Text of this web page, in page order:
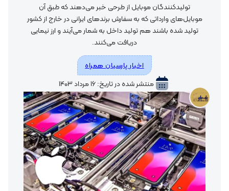
تولیدکنندگان موبایل از طرحی خبر می‌دهند که طبق آن
موبایل‌های وارداتی که به سفارش برندهای ایرانی در خارج از کشور
تولید شده باشند هم تولید داخل به شمار می‌آیند و ارز نیمایی
دریافت می‌کنند.
اخبار پارسیان همراه
منتشر شده در تاریخ: ۱۶ مرداد ۱۴۰۳